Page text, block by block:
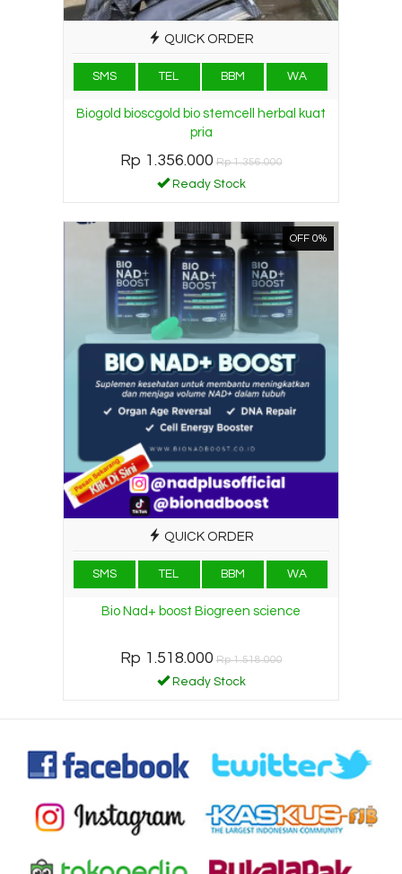
QUICK ORDER
SMS TEL BBM WA
Biogold bioscgold bio stemcell herbal kuat
pria
Rp 1.356.000 Rp 1.356.000
Ready Stock
OFF 0%
QUICK ORDER
SMS TEL BBM WA
Bio Nad+ boost Biogreen science
Rp 1.518.000 Rp 1.518.000
Ready Stock